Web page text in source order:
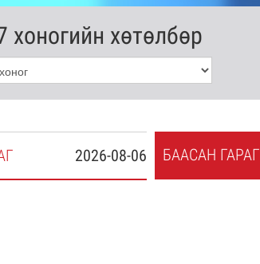
хоногийн хөтөлбөр
2026-08-06 БААСАН ГАРАГ